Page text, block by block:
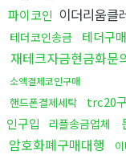
파이코인 이더리움클
테더코인송금 테더구
재테크자금현금화문
소액결제코인구매
핸드폰결제세탁 trc20
인구입
리플송금업체
암호화폐구매대행